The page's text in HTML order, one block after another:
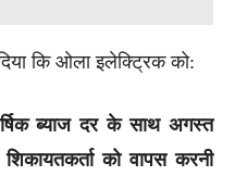
कि ओला इलेक्ट्रिक को:
ब्याज दर के साथ अगस्त
को वापस करनी